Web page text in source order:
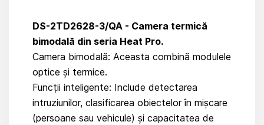
DS-2TD2628-3/QA - Camera termică
bimodală din seria Heat Pro.
Camera bimodală: Aceasta combină modulele
optice și termice.
Funcții inteligente: Include detectarea
intruziunilor, clasificarea obiectelor în mișcare
(persoane sau vehicule) și capacitatea de